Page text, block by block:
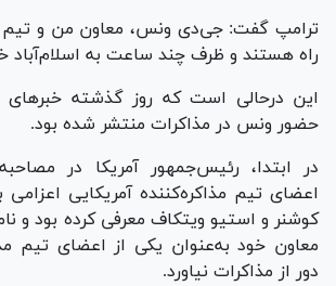
ترامپ گفت: جی‌دی ونس، معاون من و تیم
راه هستند و ظرف چند ساعت به اسلام‌آباد
این درحالی است که روز گذشته خبر‌های
حضور ونس در مذاکرات منتشر شده بود.
در ابتدا، رئیس‌جمهور آمریکا در
اعضای تیم مذاکره‌کننده آمریکایی اعزامی
کوشنر و استیو ویتکاف معرفی کرده بود و
معاون خود به‌عنوان یکی از اعضای تیم
دور از مذاکرات نیاورد.